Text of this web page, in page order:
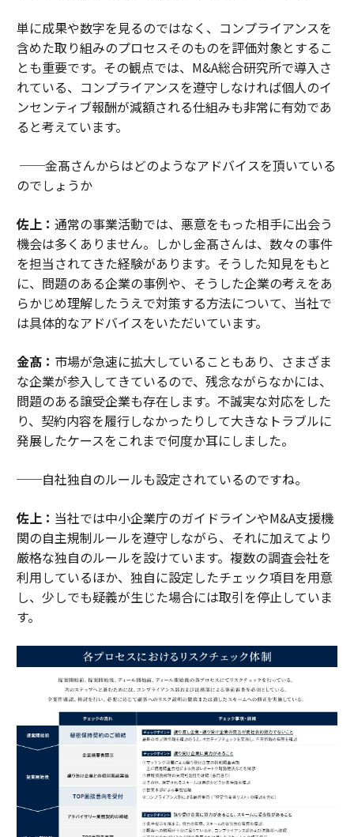
単に成果や数字を見るのではなく、コンプライアンスを
含めた取り組みのプロセスそのものを評価対象とするこ
とも重要です。その観点では、M&A総合研究所で導入さ
れている、コンプライアンスを遵守しなければ個人のイ
ンセンティブ報酬が減額される仕組みも非常に有効であ
ると考えています。
──金髙さんからはどのようなアドバイスを頂いている
のでしょうか
佐上： 通常の事業活動では、悪意をもった相手に出会う
機会は多くありません。しかし金髙さんは、数々の事件
を担当されてきた経験があります。そうした知見をもと
に、問題のある企業の事例や、そうした企業の考えをあ
らかじめ理解したうえで対策する方法について、当社で
は具体的なアドバイスをいただいています。
金髙： 市場が急速に拡大していることもあり、さまざま
な企業が参入してきているので、残念ながらなかには、
問題のある譲受企業も存在します。不誠実な対応をした
り、契約内容を履行しなかったりして大きなトラブルに
発展したケースをこれまで何度か耳にしました。
──自社独自のルールも設定されているのですね。
佐上： 当社では中小企業庁のガイドラインやM&A支援機
関の自主規制ルールを遵守しながら、それに加えてより
厳格な独自のルールを設けています。複数の調査会社を
利用しているほか、独自に設定したチェック項目を用意
し、少しでも疑義が生じた場合には取引を停止していま
す。